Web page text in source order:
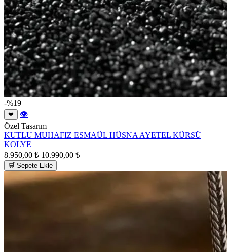
-%19
❤
👁
Özel Tasarım
KUTLU MUHAFIZ ESMAÜL HÜSNA AYETEL KÜRSÜ
KOLYE
8.950,00 ₺ 10.990,00 ₺
🛒 Sepete Ekle